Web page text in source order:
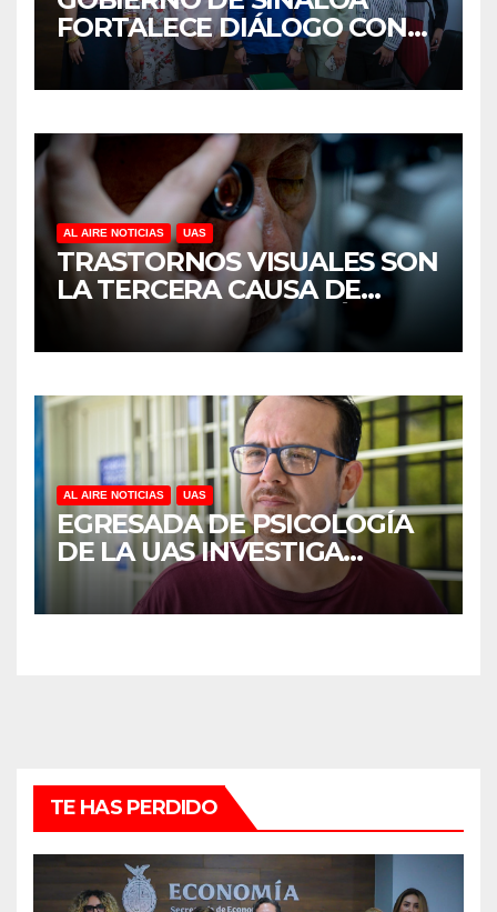
FORTALECE DIÁLOGO CON
MUJERES EMPRESARIAS DE
CULIACÁN
AL AIRE NOTICIAS UAS
TRASTORNOS VISUALES SON
LA TERCERA CAUSA DE
DISCAPACIDAD EN MÉXICO,
REVELA ESTUDIO DEL
AL AIRE NOTICIAS UAS
EGRESADA DE PSICOLOGÍA
DE LA UAS INVESTIGA
DUELO ANTICIPADO Y
SOBRECARGA EN
TE HAS PERDIDO